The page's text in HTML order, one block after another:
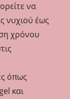
να
νυχιού έως
χρόνου
όπως
και